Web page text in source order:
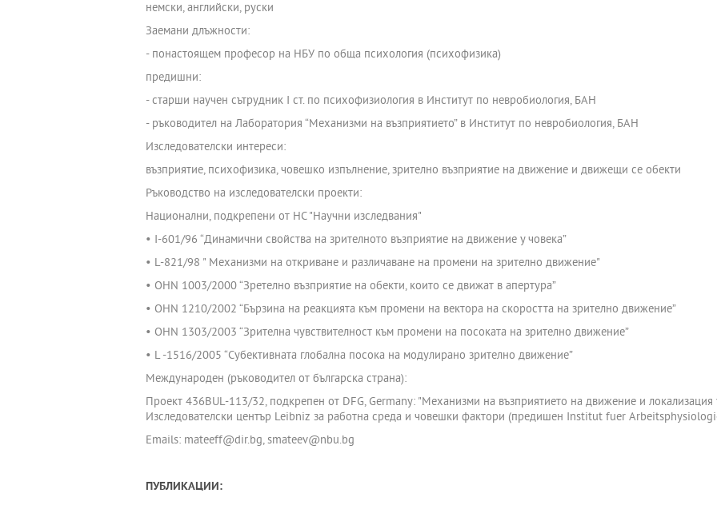
немски, английски, руски
Заемани длъжности:
- понастоящем професор на НБУ по обща психология (психофизика)
предишни:
- старши научен сътрудник І ст. по психофизиология в Институт по невробиология, БАН
- ръководител на Лаборатория “Механизми на възприятието” в Институт по невробиология, БАН
Изследователски интереси:
възприятие, психофизика, човешко изпълнение, зрително възприятие на движение и движещи се обекти
Ръководство на изследователски проекти:
Национални, подкрепени от НС "Научни изследвания"
• I-601/96 “Динамични свойства на зрителното възприятие на движение у човека”
• L-821/98 " Механизми на откриване и различаване на промени на зрително движение"
• OHN 1003/2000 “Зретелно възприятие на обекти, които се движат в апертура”
• OHN 1210/2002 “Бързина на реакцията към промени на вектора на скоростта на зрително движение”
• OHN 1303/2003 “Зрителна чувствителност към промени на посоката на зрително движение”
• L -1516/2005 “Субективната глобална посока на модулирано зрително движение”
Международен (ръководител от българска страна):
Проект 436BUL-113/32, подкрепен от DFG, Germany: "Механизми на възприятието на движение и локализация
Изследователски център Leibniz за работна среда и човешки фактори (предишен Institut fuer
Emails: mateeff@dir.bg, smateev@nbu.bg
ПУБЛИКАЦИИ: